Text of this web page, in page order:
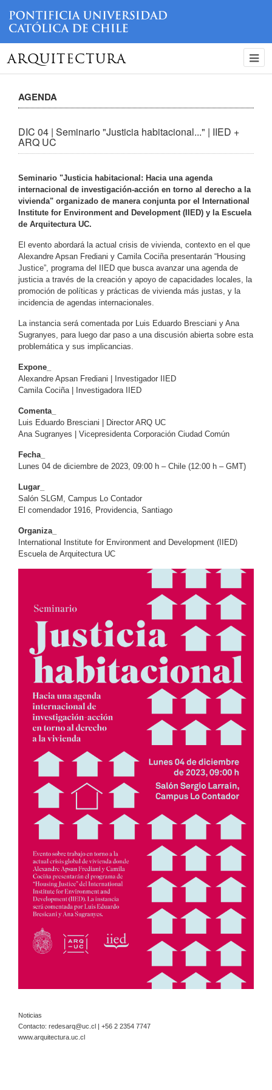
ARQUITECTURA
AGENDA
DIC 04 | Seminario "Justicia habitacional..." | IIED +
ARQ UC
Seminario "Justicia habitacional: Hacia una agenda
internacional de investigación-acción en torno al derecho a la
vivienda" organizado de manera conjunta por el International
Institute for Environment and Development (IIED) y la Escuela
de Arquitectura UC.
El evento abordará la actual crisis de vivienda, contexto en el que
Alexandre Apsan Frediani y Camila Cociña presentarán “Housing
Justice”, programa del IIED que busca avanzar una agenda de
justicia a través de la creación y apoyo de capacidades locales, la
promoción de políticas y prácticas de vivienda más justas, y la
incidencia de agendas internacionales.
La instancia será comentada por Luis Eduardo Bresciani y Ana
Sugranyes, para luego dar paso a una discusión abierta sobre esta
problemática y sus implicancias.
Expone_
Alexandre Apsan Frediani | Investigador IIED
Camila Cociña | Investigadora IIED
Comenta_
Luis Eduardo Bresciani | Director ARQ UC
Ana Sugranyes | Vicepresidenta Corporación Ciudad Común
Fecha_
Lunes 04 de diciembre de 2023, 09:00 h – Chile (12:00 h – GMT)
Lugar_
Salón SLGM, Campus Lo Contador
El comendador 1916, Providencia, Santiago
Organiza_
International Institute for Environment and Development (IIED)
Escuela de Arquitectura UC
Noticias
Contacto: redesarq@uc.cl | +56 2 2354 7747
www.arquitectura.uc.cl